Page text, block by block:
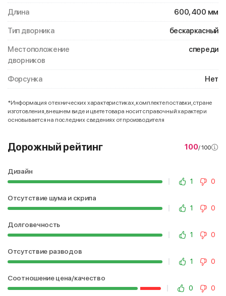
Длина 600, 400 мм
Тип дворника бескаркасный
Местоположение
дворников
спереди
Форсунка Нет
*Информация о технических характеристиках, комплекте поставки, стране
изготовления, внешнем виде и цвете товара носит справочный характер и
основывается на последних сведениях от производителя
Дорожный рейтинг 100/ 100
Дизайн
1
0
Отсутствие шума и скрипа
1
0
Долговечность
1
0
Отсутствие разводов
1
0
Соотношение цена/качество
0
0